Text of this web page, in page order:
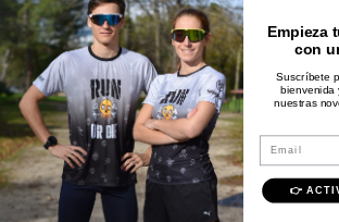
Calidad Premium
Comprados juntos
frecuentemente
Empieza
con
Suscríbete
bienvenida
nuestras
Email
👉